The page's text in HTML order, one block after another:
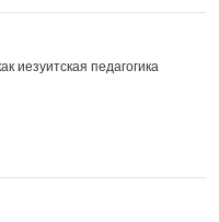
иезуитская педагогика